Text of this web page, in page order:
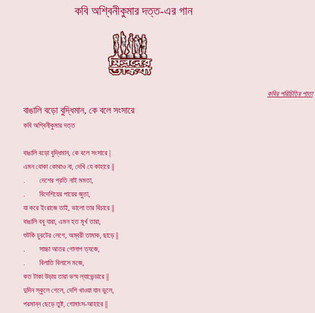
কবি অশ্বিনীকুমার দত্ত-এর গান
বাঙালি বড়ো বুদ্ধিমান, কে বলে সংসারে
কবি অশ্বিনীকুমার দত্ত
বাঙালি বড়ো বুদ্ধিমান, কে বলে সংসারে |
এমন বোকা কোথাও না, দেখি যে কাহারে ||
. দেশের প্রতি নাই মমতা,
. বিদেশিয়ের পায়ের জুতা,
যা করে ইংরাজে তাই, ভালো তার বিচারে ||
বাঙালি ববু যারা, এমন হত মূর্খ তারা,
শুটকি চুরটের লেগে, অম্বরী তামাক, ছাড়ে ||
. সাচ্চা আতর গোলাপ ত্যজে,
. বিলাতি বিলাসে মজে,
কত টাকা উড়ায় তারা ভস্ম ল্যাভেন্ডারে ||
দুদিন স্কুলে গেলে, দেশি খাওয়া যান ভুলে,
পরমান্ন ছেড়ে তুষ্ট, গোমাংস-আহারে ||
কবির পরিচিতির পাতা